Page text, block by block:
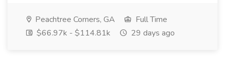
Peachtree Corners, GA
Full Time
$66.97k - $114.81k
29 days ago